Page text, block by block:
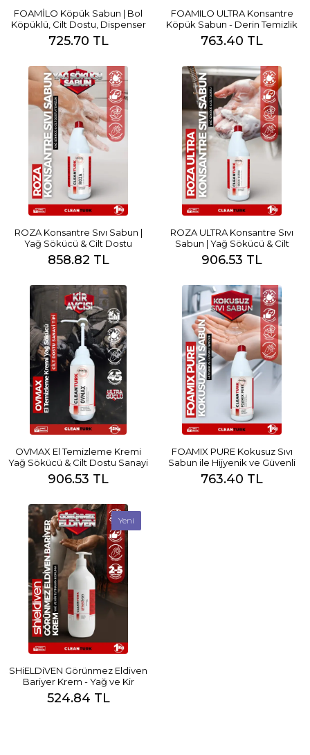
FOAMİLO Köpük Sabun | Bol
Köpüklü, Cilt Dostu, Dispenser
Uyumlu Sabun
725.70 TL
FOAMILO ULTRA Konsantre
Köpük Sabun - Derin Temizlik
Cilt Dostu Hijyen
763.40 TL
ROZA Konsantre Sıvı Sabun |
Yağ Sökücü & Cilt Dostu
Temizlik
858.82 TL
ROZA ULTRA Konsantre Sıvı
Sabun | Yağ Sökücü & Cilt
Dostu
906.53 TL
OVMAX El Temizleme Kremi
Yağ Sökücü & Cilt Dostu Sanayi
Tipi
906.53 TL
FOAMIX PURE Kokusuz Sıvı
Sabun ile Hijyenik ve Güvenli
Temizlik
763.40 TL
Yeni
SHiELDiVEN Görünmez Eldiven
Bariyer Krem - Yağ ve Kir
Tutmayan Koruma
524.84 TL